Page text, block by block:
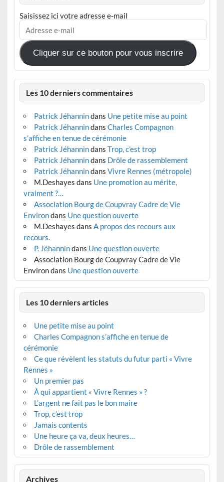
Saisissez ici votre adresse e-mail
Adresse
mail
Cliquer sur ce bouton pour vous inscrire
Les 10 derniers commentaires
Patrick Jéhannindans Une petite mise au point
Patrick Jéhannindans Charles Compagnon
s’affiche en tenue de cérémonie
Patrick Jéhannindans Trop, c’est trop
Patrick Jéhannindans Drôle de rassemblement
Patrick Jéhannindans Vivre Rennes (métropole)
M.Deshayes dans Une promotion au mérite,
vraiment ?…
Association Bourg de Coupvray Cadre de Vie
Environdans Une question ouverte
M.Deshayes dans A propos des recours aux
recours.
P. Jéhannindans Une question ouverte
Association Bourg de Coupvray Cadre de Vie
Environdans Une question ouverte
Les 10 derniers articles
Une petite mise au point
Charles Compagnon s’affiche en tenue de
cérémonie
Ce que révèlent les statuts du futur parti « Vivre
Rennes »
Un premier pas
À qui appartient « Vivre Rennes » ?
L’argent ne fait pas le bon maire
Trop, c’est trop
Jamais contents
Une heure ça va, deux heures…
Drôle de rassemblement
Archives